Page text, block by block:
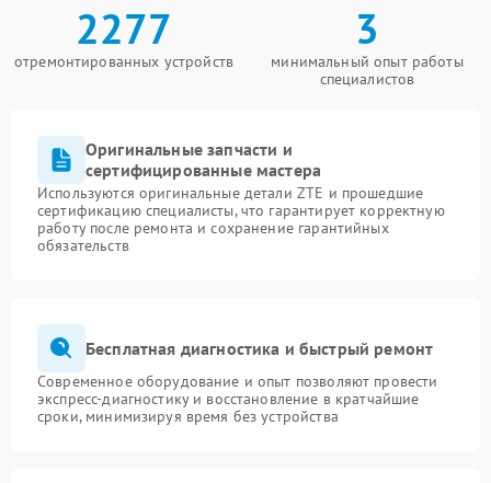
2277
отремонтированных устройств
3
минимальный опыт работы
специалистов
Оригинальные запчасти и
сертифицированные мастера
Используются оригинальные детали ZTE и прошедшие
сертификацию специалисты, что гарантирует корректную
работу после ремонта и сохранение гарантийных
обязательств
Бесплатная диагностика и быстрый ремонт
Современное оборудование и опыт позволяют провести
экспресс-диагностику и восстановление в кратчайшие
сроки, минимизируя время без устройства